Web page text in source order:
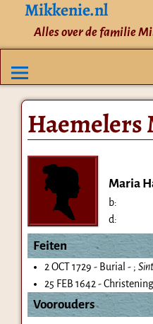
Mikkenie.nl
Alles over de familie
Haemelers
Maria
b:
d:
Feiten
2 OCT 1729 - Burial - ;
25 FEB 1642 -
Voorouders